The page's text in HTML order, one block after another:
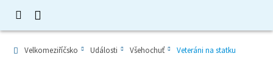
Velkomeziříčsko Události Všehochuť Veteráni na statku